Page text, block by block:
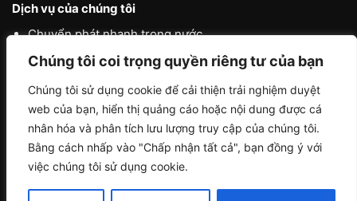
Chúng tôi coi trọng quyền riêng tư của bạn
Chúng tôi sử dụng cookie để cải thiện trải nghiệm duyệt
web của bạn, hiển thị quảng cáo hoặc nội dung được cá
nhân hóa và phân tích lưu lượng truy cập của chúng tôi.
Bằng cách nhấp vào "Chấp nhận tất cả", bạn đồng ý với
việc chúng tôi sử dụng cookie.
Dịch vụ của chúng tôi
Chuyển phát nhanh trong nước
Chuyển phát nhanh quốc tế
Liên vận quốc tế
Logistics vận tải nội địa